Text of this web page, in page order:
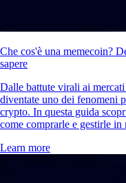
Che cos'è una memecoin?
sapere
Dalle battute virali ai
diventate uno dei fenomeni
crypto. In questa guida
come comprarle e gestirle
Learn more